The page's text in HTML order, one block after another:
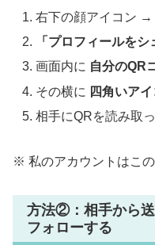
右下の顔アイコン →
「プロフィールをシ
画面内に 自分のQR
その横に 四角いア
相手にQRを読み取
※ 私のアカウントはこの
方法②：相手から
フォローする